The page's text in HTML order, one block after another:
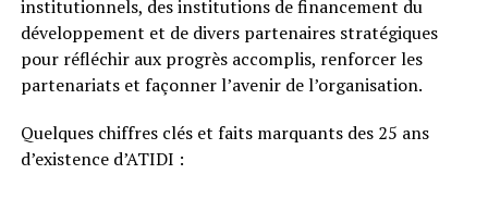
institutionnels, des institutions de financement du
développement et de divers partenaires stratégiques
pour réfléchir aux progrès accomplis, renforcer les
partenariats et façonner l’avenir de l’organisation.
Quelques chiffres clés et faits marquants des 25 ans
d’existence d’ATIDI :